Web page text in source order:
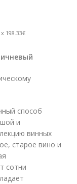
198.33€
способ
и
винных
старое вино и
сотни